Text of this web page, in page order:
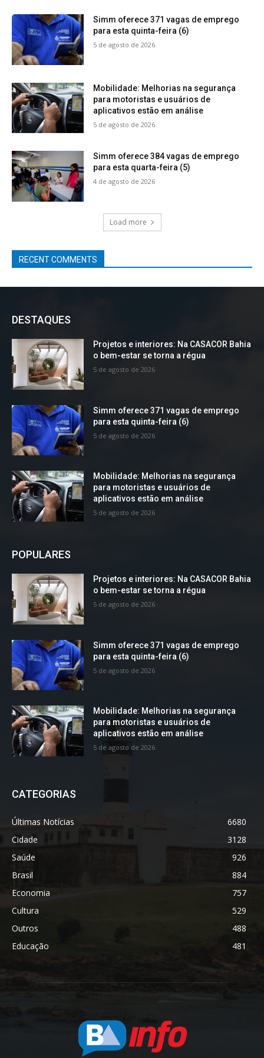
Simm oferece 371 vagas de emprego
para esta quinta-feira (6)
5 de agosto de 2026
Mobilidade: Melhorias na segurança
para motoristas e usuários de
aplicativos estão em análise
5 de agosto de 2026
Simm oferece 384 vagas de emprego
para esta quarta-feira (5)
4 de agosto de 2026
Load more
RECENT COMMENTS
DESTAQUES
Projetos e interiores: Na CASACOR Bahia
o bem-estar se torna a régua
5 de agosto de 2026
Simm oferece 371 vagas de emprego
para esta quinta-feira (6)
5 de agosto de 2026
Mobilidade: Melhorias na segurança
para motoristas e usuários de
aplicativos estão em análise
5 de agosto de 2026
POPULARES
Projetos e interiores: Na CASACOR Bahia
o bem-estar se torna a régua
5 de agosto de 2026
Simm oferece 371 vagas de emprego
para esta quinta-feira (6)
5 de agosto de 2026
Mobilidade: Melhorias na segurança
para motoristas e usuários de
aplicativos estão em análise
5 de agosto de 2026
CATEGORIAS
Últimas Notícias
6680
Cidade
3128
Saúde
926
Brasil
884
Economia
757
Cultura
529
Outros
488
Educação
481